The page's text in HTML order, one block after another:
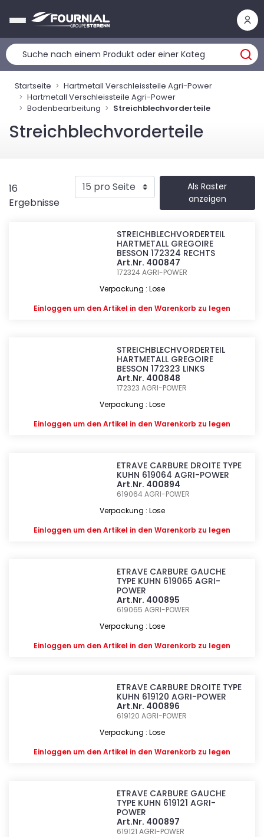
Startseite
Hartmetall Verschleissteile Agri-Power
Hartmetall Verschleissteile Agri-Power
Bodenbearbeitung
Streichblechvorderteile
Streichblechvorderteile
16
Ergebnisse
Als Raster
anzeigen
STREICHBLECHVORDERTEIL
HARTMETALL GREGOIRE
BESSON 172324 RECHTS
Art.Nr. 400847
172324AGRI-POWER
Verpackung : Lose
Einloggen um den Artikel in den Warenkorb zu legen
STREICHBLECHVORDERTEIL
HARTMETALL GREGOIRE
BESSON 172323 LINKS
Art.Nr. 400848
172323AGRI-POWER
Verpackung : Lose
Einloggen um den Artikel in den Warenkorb zu legen
ETRAVE CARBURE DROITE TYPE
KUHN 619064 AGRI-POWER
Art.Nr. 400894
619064AGRI-POWER
Verpackung : Lose
Einloggen um den Artikel in den Warenkorb zu legen
ETRAVE CARBURE GAUCHE
TYPE KUHN 619065 AGRI-
POWER
Art.Nr. 400895
619065AGRI-POWER
Verpackung : Lose
Einloggen um den Artikel in den Warenkorb zu legen
ETRAVE CARBURE DROITE TYPE
KUHN 619120 AGRI-POWER
Art.Nr. 400896
619120AGRI-POWER
Verpackung : Lose
Einloggen um den Artikel in den Warenkorb zu legen
ETRAVE CARBURE GAUCHE
TYPE KUHN 619121 AGRI-
POWER
Art.Nr. 400897
619121AGRI-POWER